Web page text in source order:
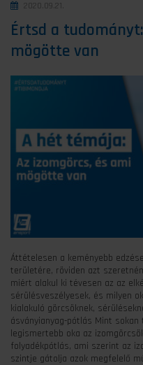
2020.09.21.
Értsd a
mögötte van
Áttételesen a keményebb
területére, röviden azt
miért alakul ki tévesen az az
sérülésveszélyesek, és milyen
kialakuló görcsöknek,
ásványianyag-pótlás Mint
legismertebb oka az
folyadékpótlás, ami szerint az
szintje gátolja azok megfelelő